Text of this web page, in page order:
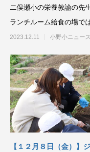
二俣瀬小の栄養教諭の先
ランチルーム給食の場で
2023.12.11 小野小ニュース
【１２月８日（金）】